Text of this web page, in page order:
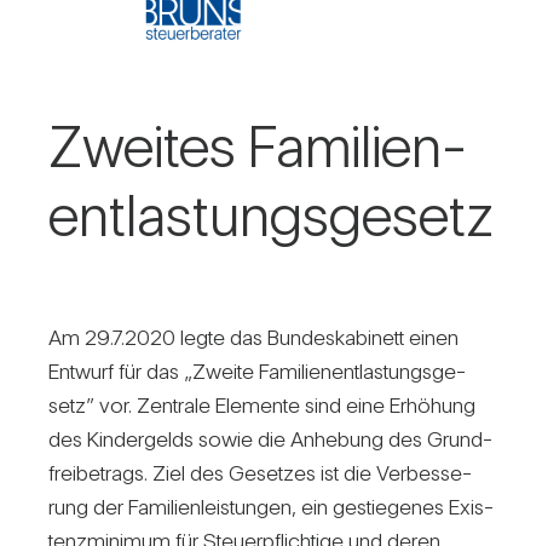
Zweites Fami­li­en­
ent­las­tungs­ge­setz
Am 29.7.2020 legte das Bun­des­ka­bi­nett einen
Ent­wurf für das „Zweite Fami­li­en­ent­las­tungs­ge­
setz” vor. Zen­trale Ele­mente sind eine Erhö­hung
des Kin­der­gelds sowie die Anhe­bung des Grund­
frei­be­trags. Ziel des Gesetzes ist die Ver­bes­se­
rung der Fami­li­en­leis­tungen, ein gestie­genes Exis­
tenz­mi­nimum für Steu­er­pflich­tige und deren